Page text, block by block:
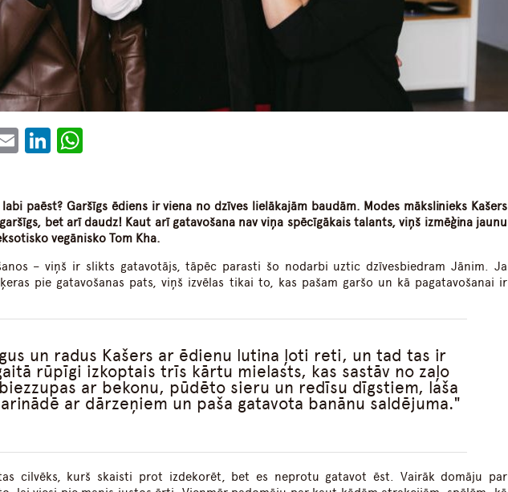
EmailLinkedIn
paēst? Garšīgs ēdiens ir viena no dzīves lielākajām baudām. Modes mākslinieks Kašers
bet arī daudz! Kaut arī gatavošana nav viņa spēcīgākais talants, viņš izmēģina jaunu
vegānisko Tom Kha.
– viņš ir slikts gatavotājs, tāpēc parasti šo nodarbi uztic dzīvesbiedram Jānim. Ja
pie gatavošanas pats, viņš izvēlas tikai to, kas pašam garšo un kā pagatavošanai ir
un radus Kašers ar ēdienu lutina ļoti reti, un tad tas ir
rūpīgi izkoptais trīs kārtu mielasts, kas sastāv no zaļo
ar bekonu, pūdēto sieru un redīsu dīgstiem, laša
ar dārzeņiem un paša gatavota banānu saldējuma.
cilvēks, kurš skaisti prot izdekorēt, bet es neprotu gatavot ēst. Vairāk domāju par